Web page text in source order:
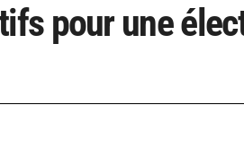
pour une